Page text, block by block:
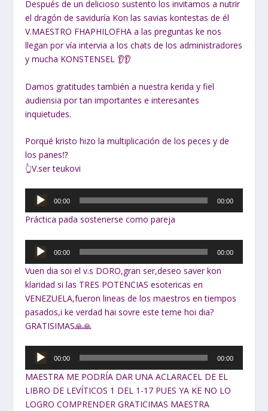
Después de un delicioso sustento los invitamos a nutrir
el dragón de saviduría Kon las savias kontestas de él
V.MAESTRO FHAPHILOFHA a las preguntas ke nos
llegan por vía intervia a los chats de los administradores
y mucha KONSTENSEL 👂👂
Damos gratitudes también a nuestra kerida y fiel
audiensia por tan importantes e interesantes
inquietudes.
Porqué kristo hizo la multiplicación de los peces y de
los panes⁉
👆V.ser teukovi
Reproductor
audio
00:00 00:00
Práctica pada sostenerse como pareja
Reproductor
audio
00:00 00:00
Vuen dia soi el v.s DORO,gran ser,deseo saver kon
klaridad si las TRES POTENCIAS esotericas en
VENEZUELA,fueron lineas de los maestros en tiempos
pasados,i ke verdad hai sovre este teme hoi dia?
GRATISIMAS🙏🙏
Reproductor
audio
00:00 00:00
MAESTRA ME PODRÍA DAR UNA ACLARACEL DE EL
LIBRO DE LEVÍTICOS 1 DEL 1-17 PUES YA KE NO LO
LOGRO COMPRENDER GRATICIMAS MAESTRA